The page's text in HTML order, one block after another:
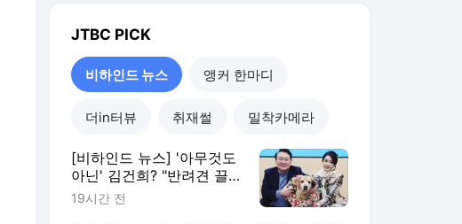
JTBC PICK
비하인드 뉴스 앵커 한마디
더in터뷰 취재썰 밀착카메라
[비하인드 뉴스] '아무것도
아닌' 김건희? "반려견 끌
고가 공사 지시"
19시간 전